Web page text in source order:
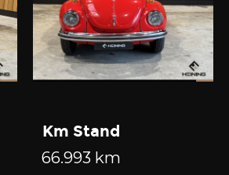
Km Stand
66.993 km